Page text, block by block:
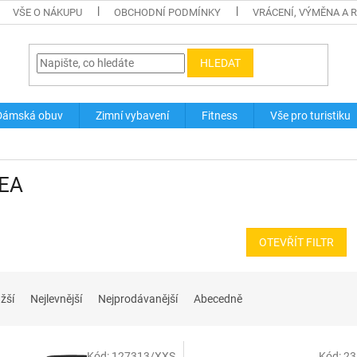
VŠE O NÁKUPU OBCHODNÍ PODMÍNKY VRÁCENÍ, VÝMĚNA A
HLEDAT
obuv Zimní vybavení Fitness Vše pro turistiku
OTEVŘÍT FILTR
Nejlevnější Nejprodávanější Abecedně